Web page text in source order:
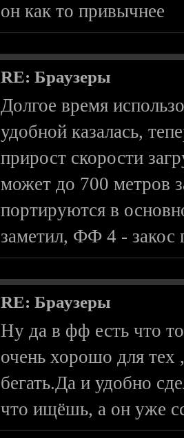
он как то привычнее
RE: Браузеры
Долгое время
удобной казалась,
прирост скорости
может до 700 метров
портируются в
заметил, ФФ 4 -
RE: Браузеры
Ну да в фф есть что
очень хорошо для
бегать.Да и удобно
что ищёшь, а он уже